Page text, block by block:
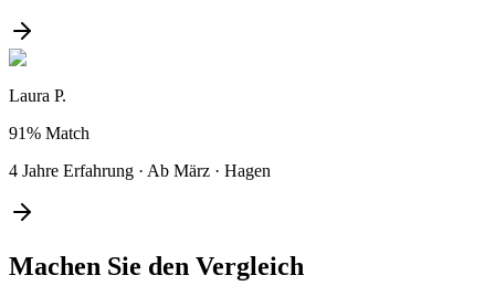
Laura P.
91% Match
4 Jahre Erfahrung · Ab März · Hagen
Machen Sie den Vergleich